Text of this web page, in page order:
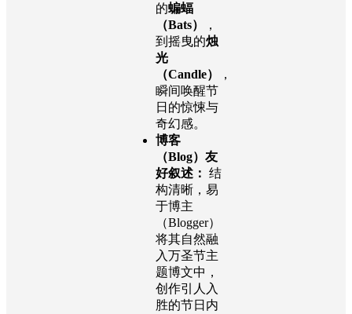
的蝙蝠
（Bats）
，
到摇曳的烛
光
（Candle）
，
瞬间唤醒节
日的惊悚与
奇幻感。
博客
（Blog）友
好叙述： 结
构清晰，易
于博主
（Blogger）
将其自然融
入万圣节主
题博文中，
创作引人入
胜的节日内